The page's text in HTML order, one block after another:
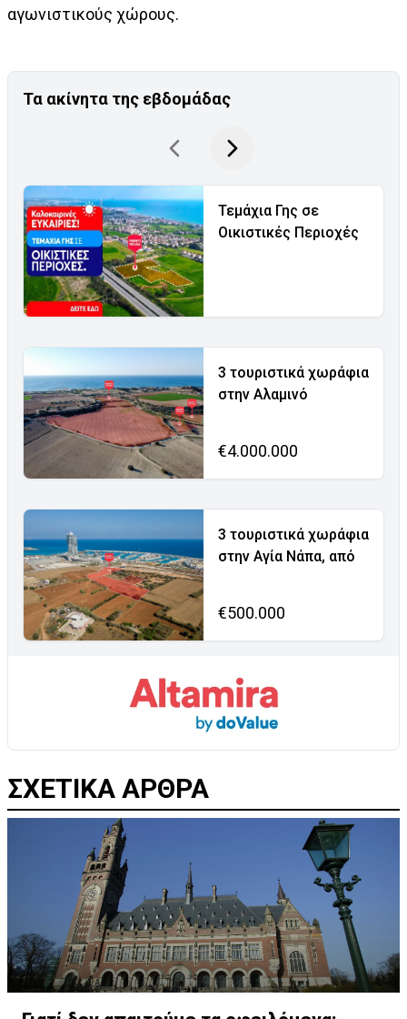
αγωνιστικούς χώρους.
Τα ακίνητα της εβδομάδας
Τεμάχια Γης σε
Οικιστικές Περιοχές
3 τουριστικά χωράφια
στην Αλαμινό
€4.000.000
3 τουριστικά χωράφια
στην Αγία Νάπα, από
€500.000
ΣΧΕΤΙΚΑ ΑΡΘΡΑ